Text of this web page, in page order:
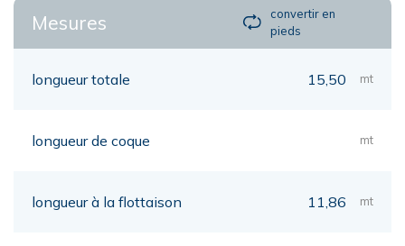
Mesures
convertir en
pieds
longueur totale 15,50 mt
longueur de coque mt
longueur à la flottaison 11,86 mt